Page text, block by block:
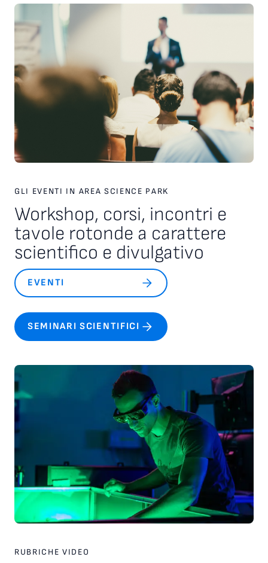
Università di Udine, SISSA e Comune di Trieste, nell’ambito
del protocollo Trieste Città della Conoscenza. A valutare i
concorrenti una giuria composta da Nicola Bressi (Museo
Civico di Storia Naturale di Trieste), Vieri Candelise (Università
di Trieste), Giulia Casasole (SISSA) e Valeria Filì (Università di
Udine).
GLI EVENTI IN AREA SCIENCE PARK
Workshop, corsi, incontri e
tavole rotonde a carattere
scientifico e divulgativo
EVENTI
SEMINARI SCIENTIFICI
RUBRICHE VIDEO